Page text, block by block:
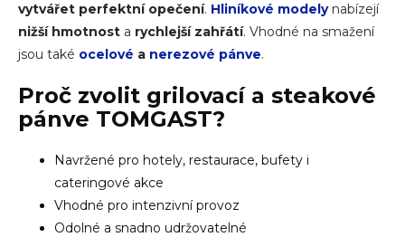
vytvářet perfektní opečení. Hliníkové modelynabízejí
nižší hmotnost a rychlejší zahřátí. Vhodné na smažení
jsou také ocelové a nerezové pánve.
Proč zvolit grilovací a steakové
pánve TOMGAST?
Navržené pro hotely, restaurace, bufety i
cateringové akce
Vhodné pro intenzivní provoz
Odolné a snadno udržovatelné